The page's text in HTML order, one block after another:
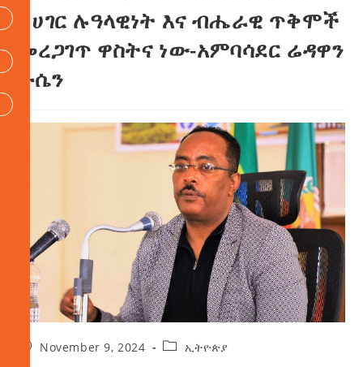
ለሀገር ሉዓላዊነት እና ብሔራዊ ጥቅሞች
መረጋገጥ ዋስትና ነው-አምባሳደር ሬዳዋን
ሁሴን
November 9, 2024 ኢትዮጵያ